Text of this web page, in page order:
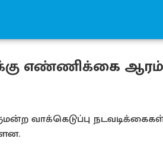
எண்ணிக்கை
வாக்கெடுப்பு